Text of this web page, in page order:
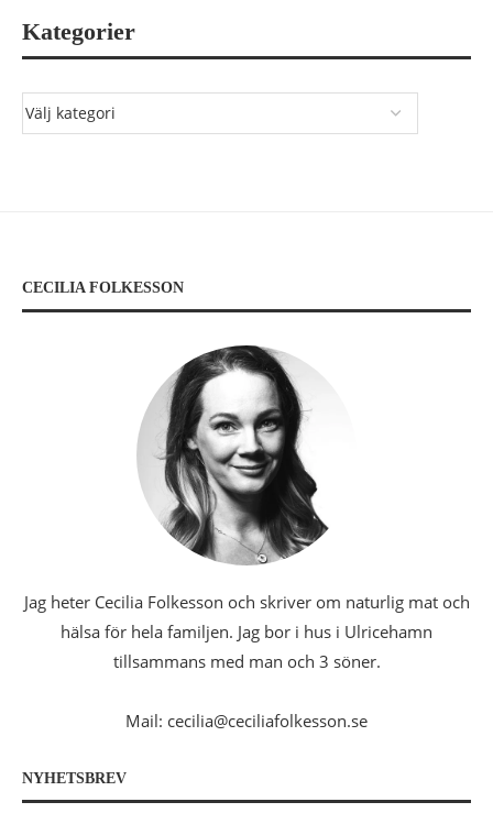
Kategorier
CECILIA FOLKESSON
Jag heter Cecilia Folkesson och skriver om naturlig mat och
hälsa för hela familjen. Jag bor i hus i Ulricehamn
tillsammans med man och 3 söner.
Mail: cecilia@ceciliafolkesson.se
NYHETSBREV